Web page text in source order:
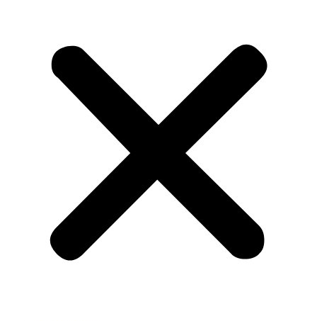
Baterije i punjači
Pile i sjekire
Bušilice i odvijači
Čekići
Mjerne alatke
Ključevi i gedore
Makaze za živicu
Kosilice
Motorne pile